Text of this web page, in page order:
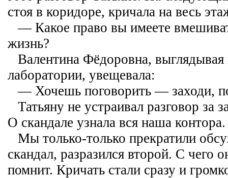
стоя в коридоре, кричала на весь
— Какое право вы имеете
жизнь?
Валентина Фёдоровна, выглядывая
лаборатории, увещевала:
— Хочешь поговорить — заходи,
Татьяну не устраивал разговор за
О скандале узнала вся наша контора.
Мы только-только прекратили
скандал, разразился второй. С чего
помнит. Кричать стали сразу и